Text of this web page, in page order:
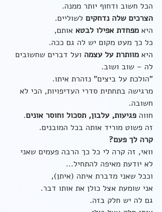
הכל חשוב ודחוף יותר ממנה.
הצרכים שלה נדחקים לשוליים.
היא מפחדת אפילו לבטא אותם,
כל כך מעט מקום יש לה גם ככה.
היא מוותרת על עצמה ועל דברים שחשובים
לה – שוב ושוב.
"הולכת על ביצים" נזהרת איתו.
מרגישה בתחתית סדרי העדיפויות, הכי לא
חשובה.
חווה פגיעות, עלבון, תסכול וחוסר אונים.
זה פשוט מוריד אותה בכל המובנים.
קרה לך פעם?
וואי, זה קרה לי כל כך הרבה פעמים שאני
לא יודעת מאיפה להתחיל...
וככל שאני מדברת איתה (איתן),
אני שומעת אצל כולן את אותו דבר.
גם לה יש חלק בזה.